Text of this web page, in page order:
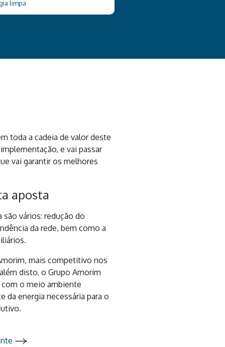
limpa
toda a cadeia de valor deste
e vai passar
vai garantir os melhores
aposta
vários: redução do
da rede, bem como a
mais competitivo nos
disto, o Grupo Amorim
o meio ambiente
da energia necessária para o